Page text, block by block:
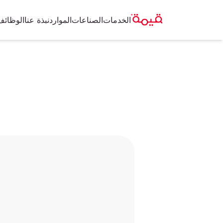
الخدماتالصناعاتالمواردنبذة عنا